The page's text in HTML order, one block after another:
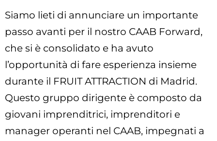
Siamo lieti di annunciare un importante
passo avanti per il nostro CAAB Forward,
che si è consolidato e ha avuto
l’opportunità di fare esperienza insieme
durante il FRUIT ATTRACTION di Madrid.
Questo gruppo dirigente è composto da
giovani imprenditrici, imprenditori e
manager operanti nel CAAB, impegnati a